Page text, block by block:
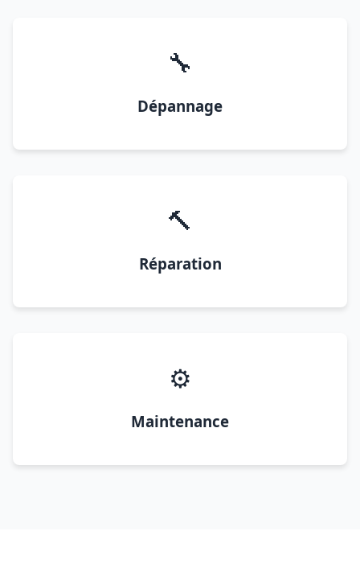
🔧
Dépannage
🔨
Réparation
⚙️
Maintenance